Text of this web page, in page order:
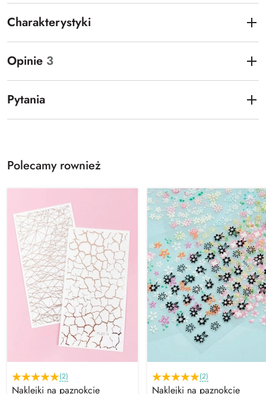
Charakterystyki
Opinie 3
Pytania
Polecamy rownież
(2)
Naklejki na paznokcie
(2)
Naklejki na paznokcie